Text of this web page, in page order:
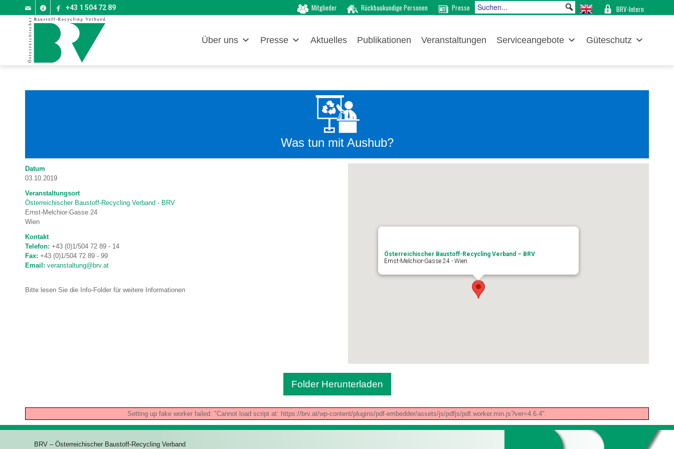
Mitglieder Rückbaukundige Personen Presse BRV-Intern
+43 1 504 72 89
Über uns Presse Aktuelles Publikationen Veranstaltungen Serviceangebote Güteschutz
Was tun mit Aushub?
Österreichischer Baustoff-Recycling Verband – BRV
Ernst-Melchior-Gasse 24 - Wien
Datum
03.10.2019
Veranstaltungsort
Österreichischer Baustoff-Recycling Verband - BRV
Ernst-Melchior-Gasse 24
Wien
Kontakt
Telefon: +43 (0)1/504 72 89 - 14
Fax: +43 (0)1/504 72 89 - 99
Email: veranstaltung@brv.at
Bitte lesen Sie die Info-Folder für weitere Informationen
Folder Herunterladen
Setting up fake worker failed: "Cannot load script at: https://brv.at/wp-content/plugins/pdf-embedder/assets/js/pdfjs/pdf.worker.min.js?ver=4.6.4".
BRV – Österreichischer Baustoff-Recycling Verband